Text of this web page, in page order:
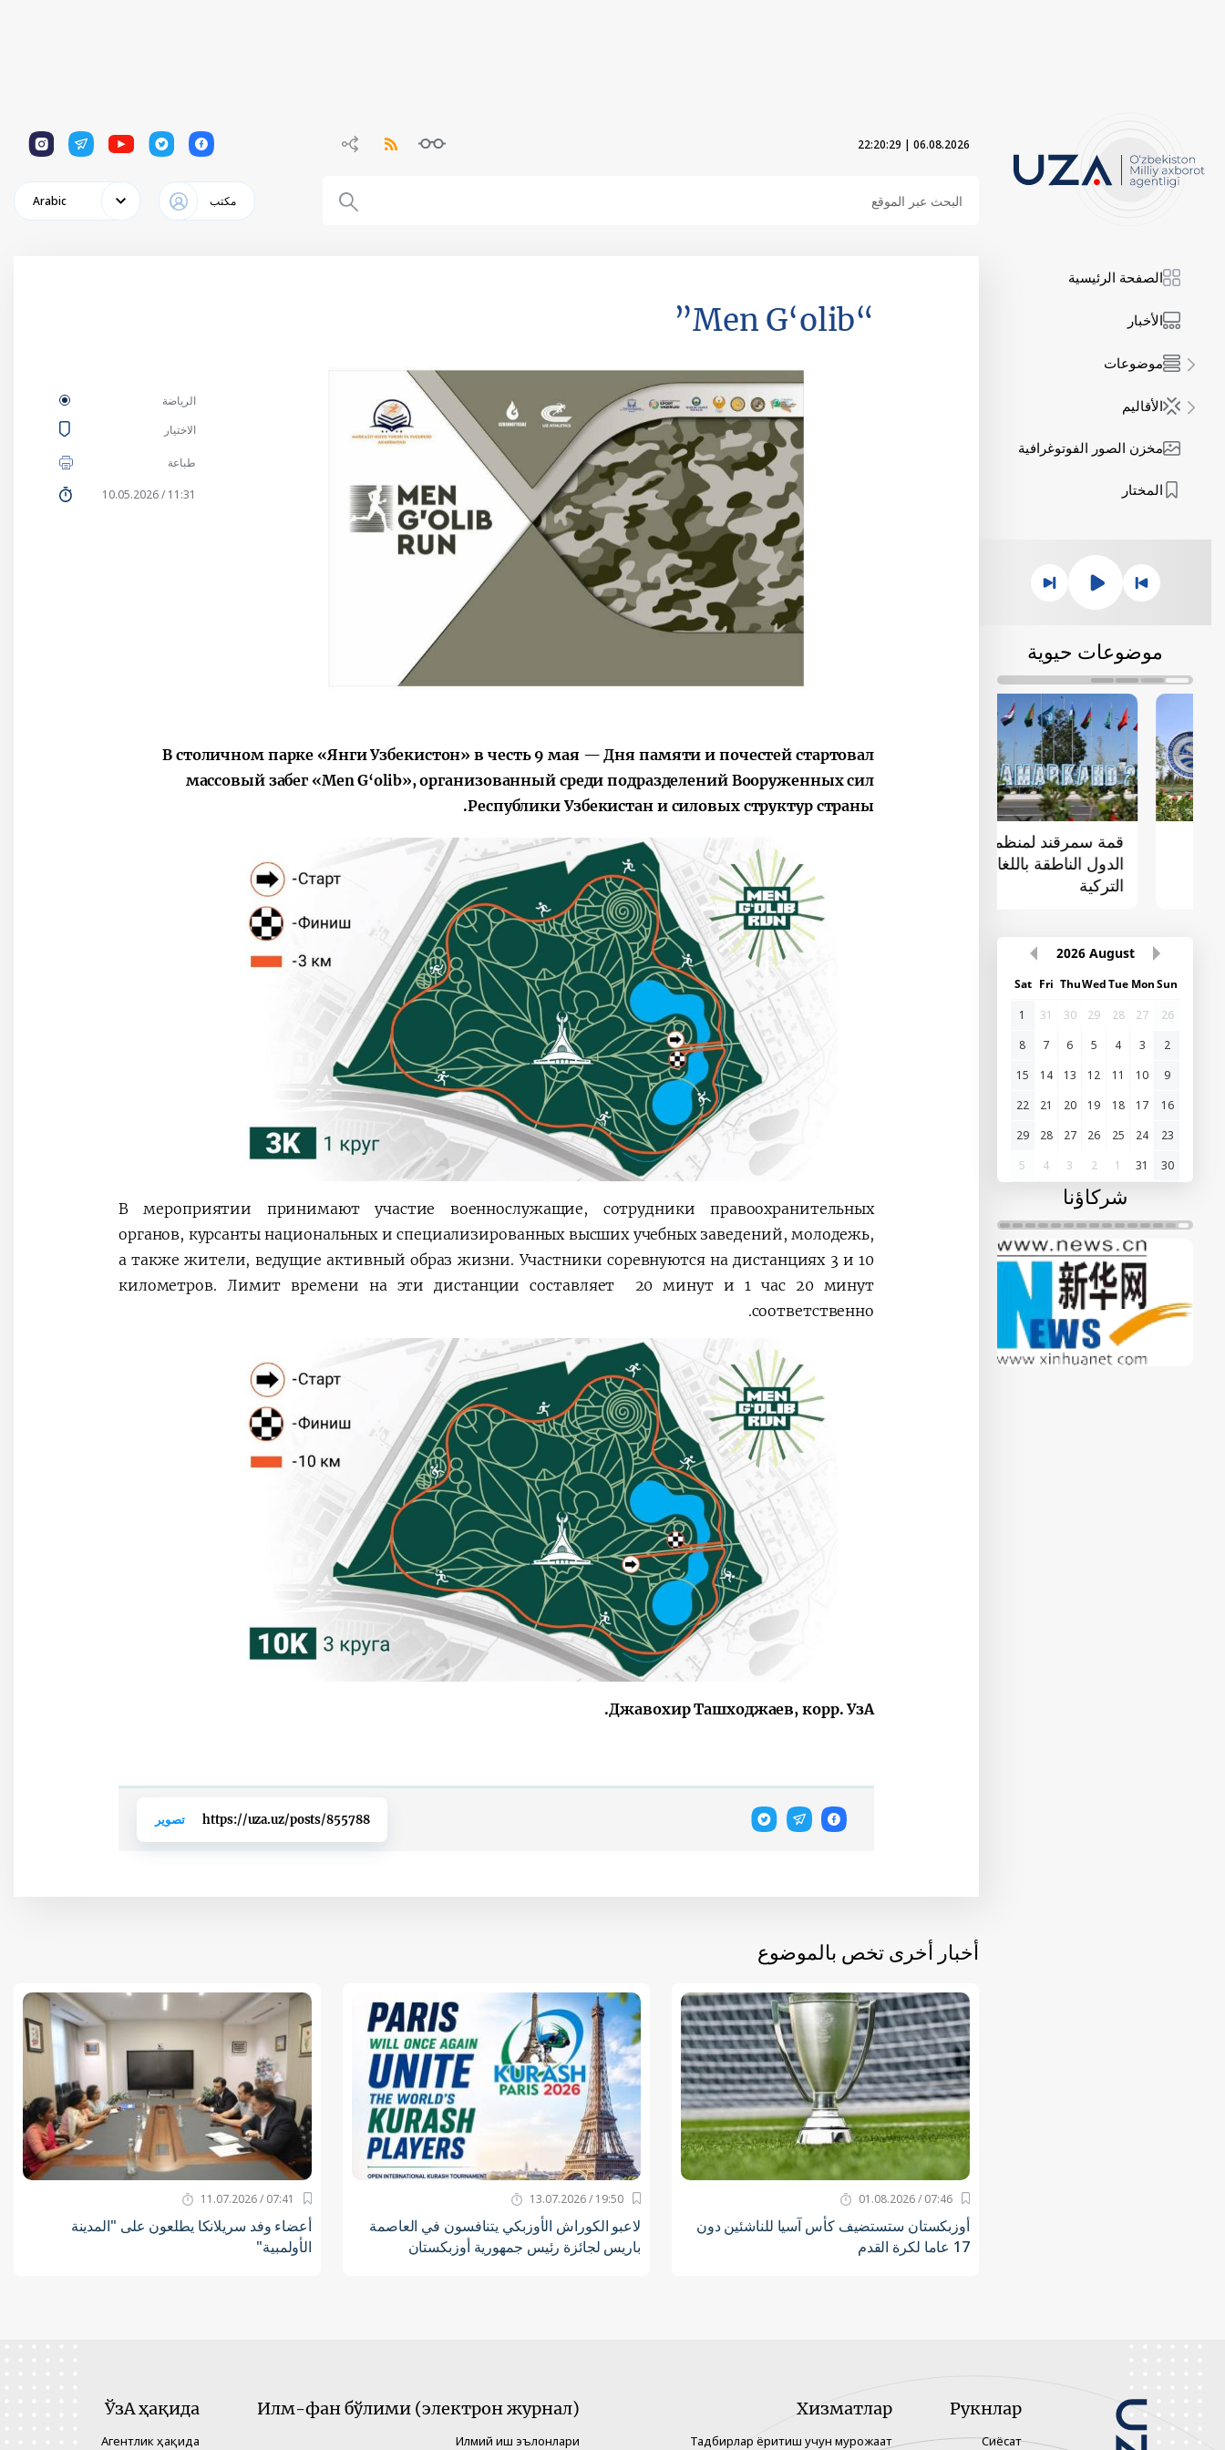
06.08.2026
|
22:20:30
1
1
1
1
1
مكتب Arabic
الصفحة الرئيسية
الأخبار
موضوعات
الأقاليم
مخزن الصور الفوتوغرافية
المختار
موضوعات حيوية
قمة سمرقند لمنظمة
الدول الناطقة باللغات
الإصلاحات الدستورية
August
2026
Sun
Mon
Tue
Wed
Thu
Fri
Sat
26
27
28
29
30
31
1
2
3
4
5
6
7
8
9
10
11
12
13
14
15
16
17
18
19
20
21
22
23
24
25
26
27
28
29
30
31
1
2
3
4
5
شركاؤنا
“Men G‘olib”
الرياضة
الاختيار
طباعة
11:31 / 10.05.2026
В столичном парке «Янги Узбекистон» в честь 9 мая — Дня памяти и почестей стартовал
массовый забег «Men G‘olib», организованный среди подразделений Вооруженных сил
Республики Узбекистан и силовых структур страны.
В мероприятии принимают участие военнослужащие, сотрудники правоохранительных
органов, курсанты национальных и специализированных высших учебных заведений, молодежь,
а также жители, ведущие активный образ жизни. Участники соревнуются на дистанциях 3 и 10
километров. Лимит времени на эти дистанции составляет 20 минут и 1 час 20 минут
соответственно.
Джавохир Ташходжаев, корр. УзА.
https://uza.uz/posts/855788 تصوير
أخبار أخرى تخص بالموضوع
07:46 / 01.08.2026
أوزبكستان ستستضيف كأس آسيا للناشئين دون
17 عاما لكرة القدم
19:50 / 13.07.2026
لاعبو الكوراش الأوزبكي يتنافسون في العاصمة
باريس لجائزة رئيس جمهورية أوزبكستان
07:41 / 11.07.2026
أعضاء وفد سريلانكا يطلعون على "المدينة
الأولمبية"
Рукнлар
Сиёсат
Хизматлар
Тадбирлар ёритиш учун мурожаат
Илм-фан бўлими (электрон журнал)
Илмий иш эълонлари
ЎзА ҳақида
Агентлик ҳақида